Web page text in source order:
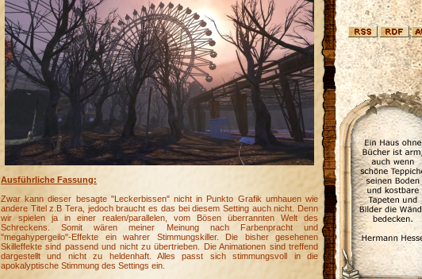
Ausführliche Fassung:
Zwar kann dieser besagte "Leckerbissen" nicht in Punkto Grafik umhauen wie
andere Titel z.B Tera, jedoch braucht es das bei diesem Setting auch nicht. Denn
wir spielen ja in einer realen/parallelen, vom Bösen überrannten Welt des
Schreckens. Somit wären meiner Meinung nach Farbenpracht und
"megahypergeilo"-Effekte ein wahrer Stimmungskiller. Die bisher gesehenen
Skilleffekte sind passend und nicht zu übertrieben. Die Animationen sind treffend
dargestellt und nicht zu heldenhaft. Alles passt sich stimmungsvoll in die
apokalyptische Stimmung des Settings ein.